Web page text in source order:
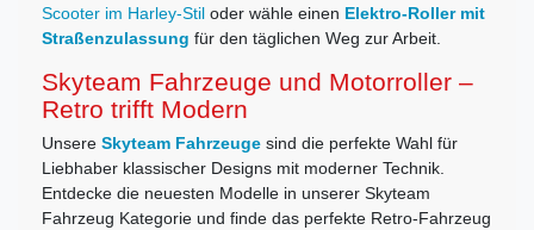
Scooter im Harley-Stil oder wähle einen Elektro-Roller mit
Straßenzulassung für den täglichen Weg zur Arbeit.
Skyteam Fahrzeuge und Motorroller –
Retro trifft Modern
Unsere Skyteam Fahrzeuge sind die perfekte Wahl für
Liebhaber klassischer Designs mit moderner Technik.
Entdecke die neuesten Modelle in unserer Skyteam
Fahrzeug Kategorie und finde das perfekte Retro-Fahrzeug